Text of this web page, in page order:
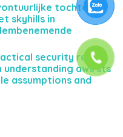
tochten
skyhills in
security relies
understanding aws sts
assumptions and